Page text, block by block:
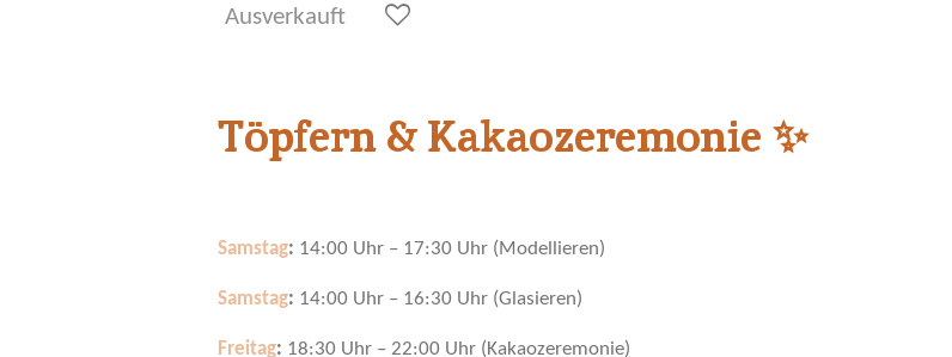
Ausverkauft
Töpfern & Kakaozeremonie ✨
Samstag: 14:00 Uhr – 17:30 Uhr (Modellieren)
Samstag: 14:00 Uhr – 16:30 Uhr (Glasieren)
Freitag: 18:30 Uhr – 22:00 Uhr (Kakaozeremonie)